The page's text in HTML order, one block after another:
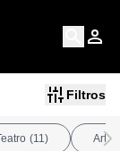
Filtros
(11) Arte